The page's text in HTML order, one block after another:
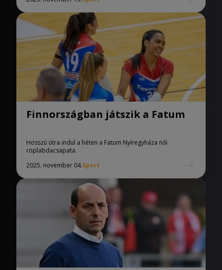
Finnországban játszik a Fatum
Hosszú útra indul a héten a Fatum Nyíregyháza női
röplabdacsapata.
2025. november 04.Sport